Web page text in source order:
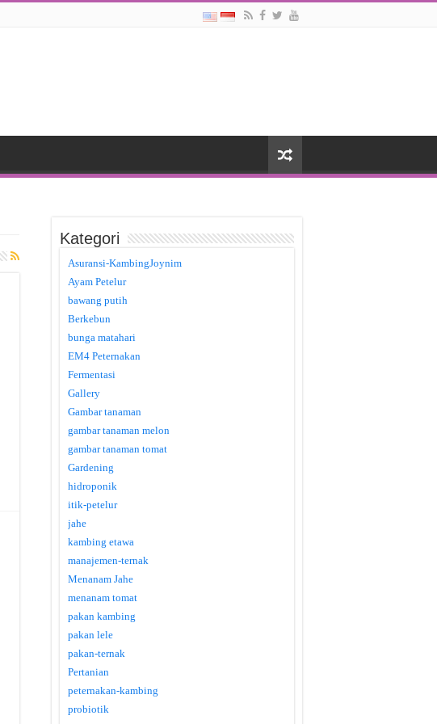
Kategori
Asuransi-KambingJoynim
Ayam Petelur
bawang putih
Berkebun
bunga matahari
EM4 Peternakan
Fermentasi
Gallery
Gambar tanaman
gambar tanaman melon
gambar tanaman tomat
Gardening
hidroponik
itik-petelur
jahe
kambing etawa
manajemen-ternak
Menanam Jahe
menanam tomat
pakan kambing
pakan lele
pakan-ternak
Pertanian
peternakan-kambing
probiotik